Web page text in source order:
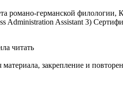
романо-германской филологии,
Administration Assistant 3)
читать
закрепление и